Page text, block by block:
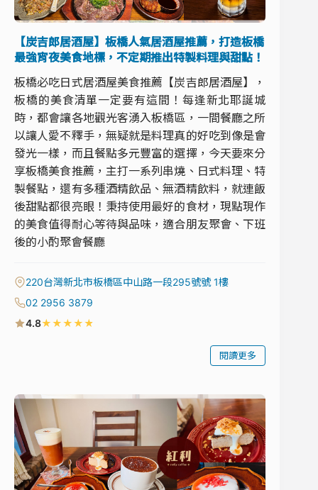
【炭吉郎居酒屋】板橋人氣居酒屋推薦，打造板橋
最強宵夜美食地標，不定期推出特製料理與甜點！
板橋必吃日式居酒屋美食推薦【炭吉郎居酒屋】，
板橋的美食清單一定要有這間！每逢新北耶誕城
時，都會讓各地觀光客湧入板橋區，一間餐廳之所
以讓人愛不釋手，無疑就是料理真的好吃到像是會
發光一樣，而且餐點多元豐富的選擇，今天要來分
享板橋美食推薦，主打一系列串燒、日式料理、特
製餐點，還有多種酒精飲品、無酒精飲料，就連飯
後甜點都很亮眼！秉持使用最好的食材，現點現作
的美食值得耐心等待與品味，適合朋友聚會、下班
後的小酌聚會餐廳
220台灣新北市板橋區中山路一段295號號 1樓
02 2956 3879
4.8★★★★★
閱讀更多